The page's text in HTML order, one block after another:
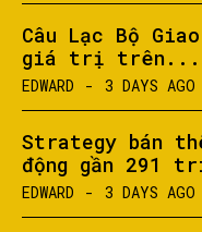
Câu Lạc Bộ
giá trị trên...
EDWARD - 3 DAYS AGO
Strategy bán
động gần 291
EDWARD - 3 DAYS AGO